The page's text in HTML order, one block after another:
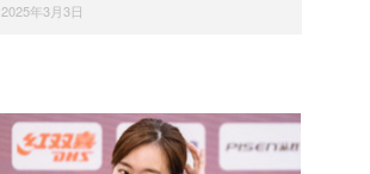
2025年3月3日